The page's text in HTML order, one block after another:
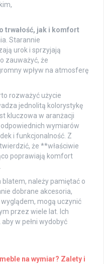
trwałość, jak i komfort
Starannie
urok i sprzyjają
zauważyć, że
wpływ na atmosferę
rozważyć użycie
jednolitą kolorystykę
kluczowa w aranżacji
wymiarów
i funkcjonalność. Z
że **właściwie
poprawiają komfort
należy pamiętać o
dobrane akcesoria,
mogą uczynić
przez wiele lat. Ich
w pełni wydobyć
na wymiar? Zalety i